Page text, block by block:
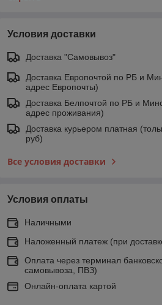
Условия доставки
Доставка "Самовывоз"
Доставка Европочтой по РБ и
адрес Европочты)
Доставка Белпочтой по РБ и
адрес проживания)
Доставка курьером платная
руб)
Все условия доставки
Условия оплаты
Наличными
Наложенный платеж (при
Оплата через терминал
самовывоза, ПВЗ)
Онлайн-оплата картой